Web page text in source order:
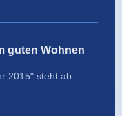
guten Wohnen
2015" steht ab